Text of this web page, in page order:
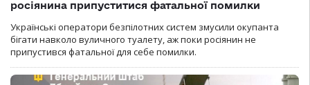
росіянина припуститися фатальної помилки
Українські оператори безпілотних систем змусили окупанта
бігати навколо вуличного туалету, аж поки росіянин не
припустився фатальної для себе помилки.